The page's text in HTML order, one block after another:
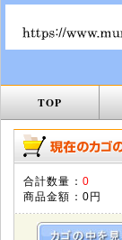
TOP
合計数量： 0
商品金額： 0円